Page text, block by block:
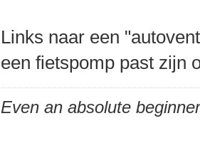
Links naar een
een fietspomp past zijn
Even an absolute